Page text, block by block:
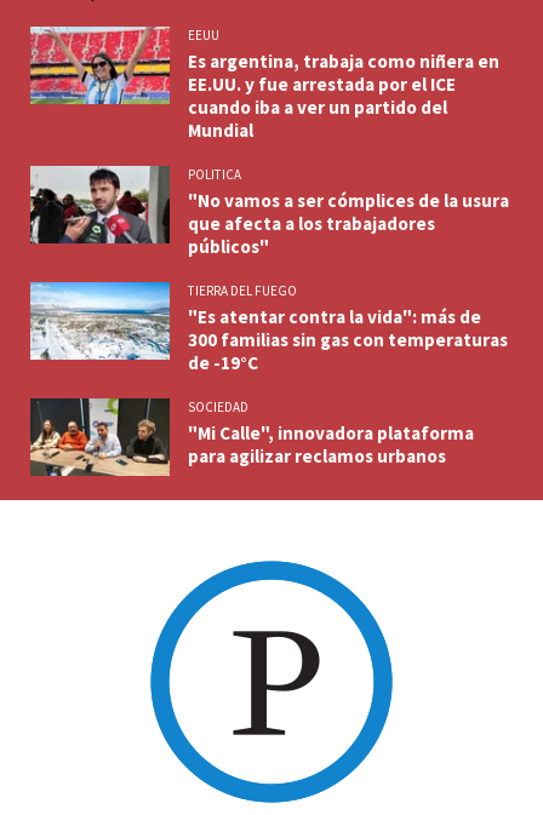
EEUU
Es argentina, trabaja como niñera en
EE.UU. y fue arrestada por el ICE
cuando iba a ver un partido del
Mundial
POLITICA
"No vamos a ser cómplices de la usura
que afecta a los trabajadores
públicos"
TIERRA DEL FUEGO
"Es atentar contra la vida": más de
300 familias sin gas con temperaturas
de -19°C
SOCIEDAD
"Mi Calle", innovadora plataforma
para agilizar reclamos urbanos